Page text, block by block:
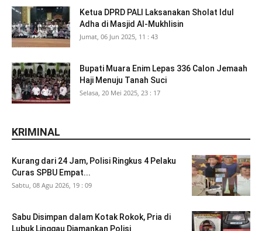
Ketua DPRD PALI Laksanakan Sholat Idul
Adha di Masjid Al-Mukhlisin
Jumat, 06 Jun 2025, 11 : 43
Bupati Muara Enim Lepas 336 Calon Jemaah
Haji Menuju Tanah Suci
Selasa, 20 Mei 2025, 23 : 17
KRIMINAL
Kurang dari 24 Jam, Polisi Ringkus 4 Pelaku
Curas SPBU Empat...
Sabtu, 08 Agu 2026, 19 : 09
Sabu Disimpan dalam Kotak Rokok, Pria di
Lubuk Linggau Diamankan Polisi